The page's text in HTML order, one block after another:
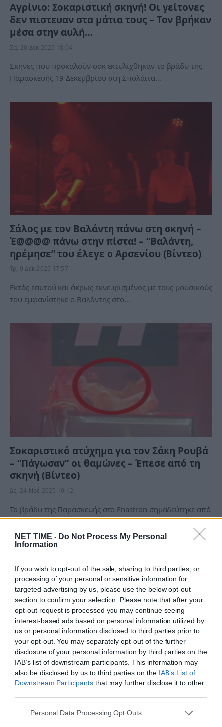
NET TIME - Do Not Process My Personal
Information
If you wish to opt-out of the sale, sharing to third parties, or
processing of your personal or sensitive information for
targeted advertising by us, please use the below opt-out
section to confirm your selection. Please note that after your
opt-out request is processed you may continue seeing
interest-based ads based on personal information utilized by
us or personal information disclosed to third parties prior to
your opt-out. You may separately opt-out of the further
disclosure of your personal information by third parties on the
IAB’s list of downstream participants. This information may
also be disclosed by us to third parties on the IAB’s List of
Downstream Participants that may further disclose it to other
Personal Data Processing Opt Outs
Αγρίνιο: Σοκαριστική σκηνή! Οι γείτονες
δεν πιστευαν στα μάτια τους – Τον βρήκαν
μέσα στην αυλή…
Σα, 20 Δεκ 2025 18:04
Σκηνές που προκαλούν σοκ εκτυλίχθηκαν το βράδυ της
Παρασκευής 19 Δεκεμβρίου στη Σπολάιτα…
Σάλος με τον Βαλάντη πάνω στη σκηνή –
Έ@@@@ πάνω στην πίστα! – “Βαλάντη,
ηρέμησε” του έλεγε ο Αρσενίου (Βίντεο)
Τρ, 9 Δεκ 2025 17:57
Εκτός εαυτού και άκρως εκνευρισμένος με τους μουσικούς
του εμφανίστηκε ο Βαλάντης στο…
Σοκαριστικό ατύχημα για τον Σάκη Ρουβά
– “Πάγωσαν” οι θαμώνες – Έπεσε από τη
σκηνή (Βίντεο)
Δε, 24 Νοέ 2025 10:12
Το βράδυ της Παρασκευής στο Enastron σημαδεύτηκε από
ένα απρόσμενο και ιδιαίτερα τρομακτικό…
Ηράκλειο Κρήτης: Σκηνή ταινίας τρόμου!
Η στιγμή που η 60χρονη πετάγεται στον
“αέρα” και έξω από μανάβικο… (Βίντεο